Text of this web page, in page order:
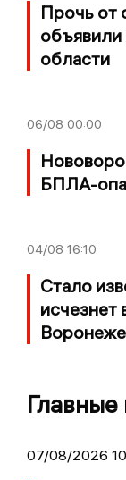
Прочь от
области
06/08 00:00
БПЛА-
04/08 16:10
Стало
исчезнет
Воронеже
Главные
07/08/2026